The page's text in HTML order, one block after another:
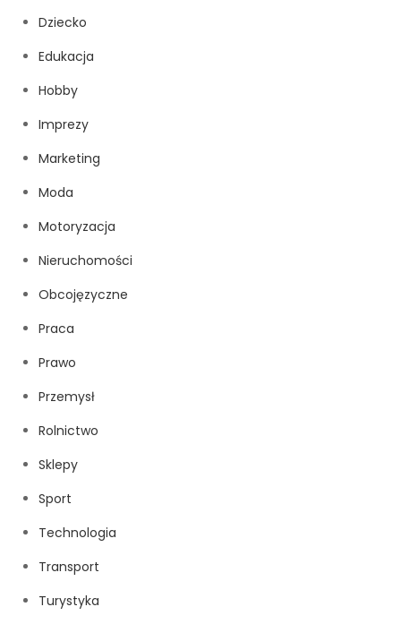
Dziecko
Edukacja
Hobby
Imprezy
Marketing
Moda
Motoryzacja
Nieruchomości
Obcojęzyczne
Praca
Prawo
Przemysł
Rolnictwo
Sklepy
Sport
Technologia
Transport
Turystyka